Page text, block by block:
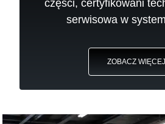
części, certyfikowani
serwisowa w
ZOBACZ WIĘCEJ